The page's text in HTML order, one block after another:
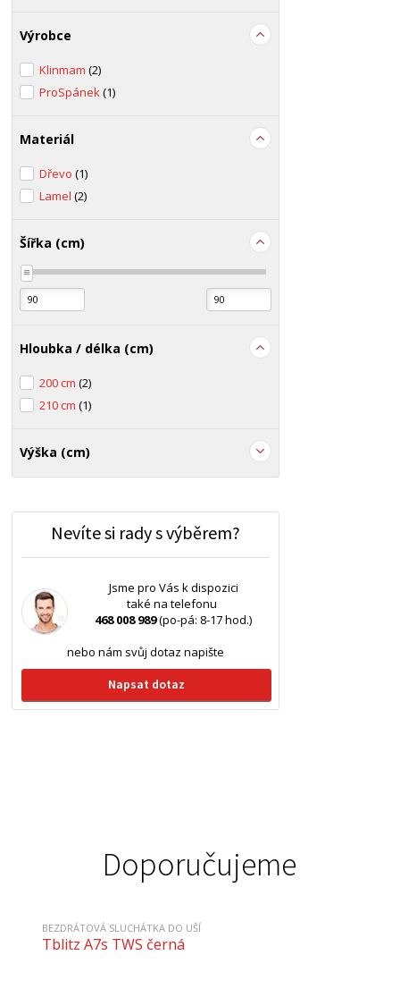
Výrobce
Klinmam(2)
ProSpánek(1)
Materiál
Dřevo(1)
Lamel(2)
Šířka (cm)
Hloubka / délka (cm)
200 cm(2)
210 cm(1)
Výška (cm)
Nevíte si rady s výběrem?
Jsme pro Vás k dispozici
také na telefonu
468 008 989(po-pá: 8-17 hod.)
nebo nám svůj dotaz napište
Napsat dotaz
Doporučujeme
BEZDRÁTOVÁ SLUCHÁTKA DO UŠÍ
Tblitz A7s TWS černá